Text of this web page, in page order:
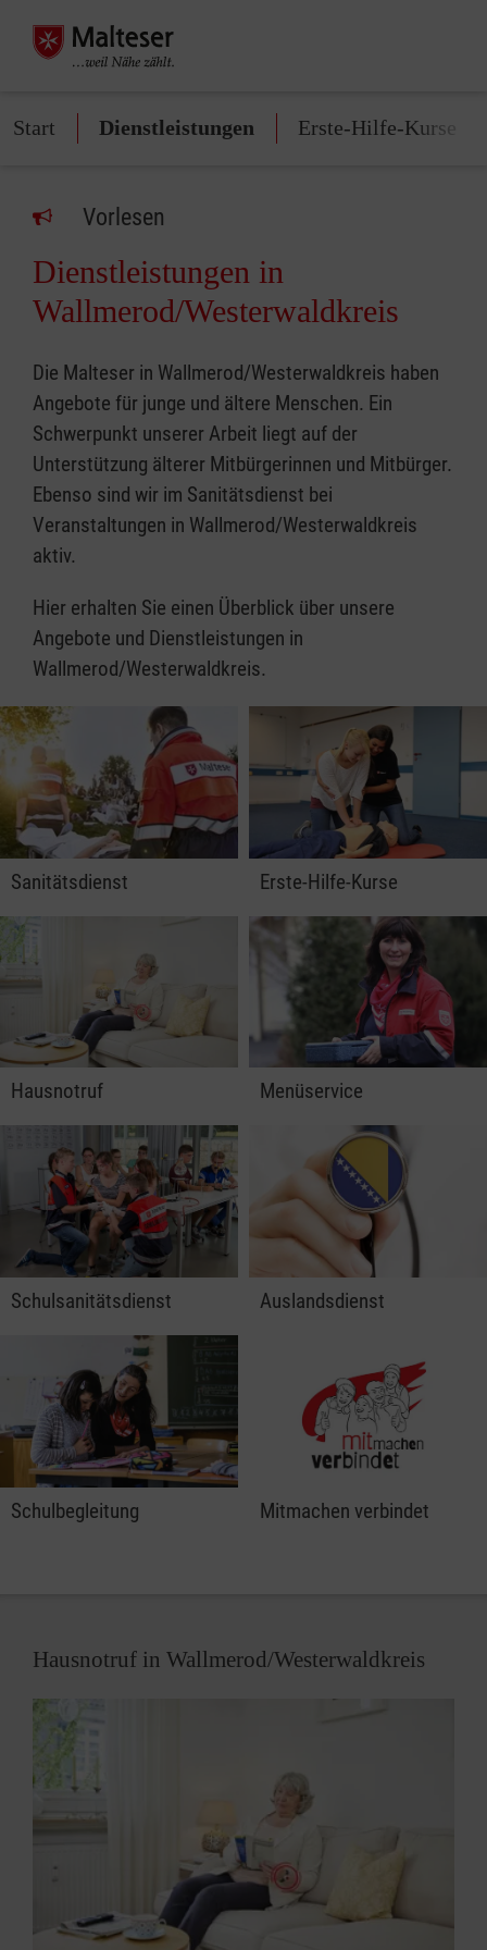
Start Dienstleistungen Erste-Hilfe-Kurse
Vorlesen
Dienstleistungen in
Wallmerod/Westerwaldkreis
Die Malteser in Wallmerod/Westerwaldkreis haben
Angebote für junge und ältere Menschen. Ein
Schwerpunkt unserer Arbeit liegt auf der
Unterstützung älterer Mitbürgerinnen und Mitbürger.
Ebenso sind wir im Sanitätsdienst bei
Veranstaltungen in Wallmerod/Westerwaldkreis
aktiv.
Hier erhalten Sie einen Überblick über unsere
Angebote und Dienstleistungen in
Wallmerod/Westerwaldkreis.
Sanitätsdienst Erste-Hilfe-Kurse
Hausnotruf Menüservice
Schulsanitätsdienst Auslandsdienst
Schulbegleitung Mitmachen verbindet
Hausnotruf in Wallmerod/Westerwaldkreis